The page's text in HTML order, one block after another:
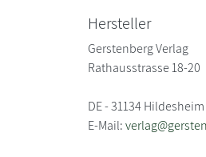
Hersteller
Gerstenberg Verlag
Rathausstrasse 18-20
DE - 31134 Hildesheim
E-Mail: